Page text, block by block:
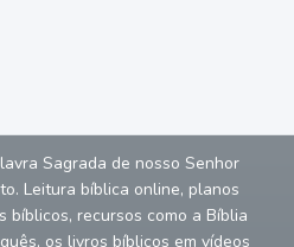
Sagrada de nosso Senhor
Leitura bíblica online, planos
bíblicos, recursos como a Bíblia
os livros bíblicos em vídeos